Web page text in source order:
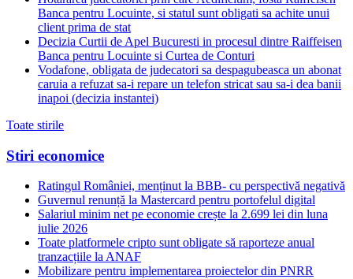
Banca pentru Locuinte, si statul sunt obligati sa achite unui
client prima de stat
Decizia Curtii de Apel Bucuresti in procesul dintre Raiffeisen
Banca pentru Locuinte si Curtea de Conturi
Vodafone, obligata de judecatori sa despagubeasca un abonat
caruia a refuzat sa-i repare un telefon stricat sau sa-i dea banii
inapoi (decizia instantei)
Toate stirile
Stiri economice
Ratingul României, menținut la BBB- cu perspectivă negativă
Guvernul renunță la Mastercard pentru portofelul digital
Salariul minim net pe economie crește la 2.699 lei din luna
iulie 2026
Toate platformele cripto sunt obligate să raporteze anual
tranzacțiile la ANAF
Mobilizare pentru implementarea proiectelor din PNRR